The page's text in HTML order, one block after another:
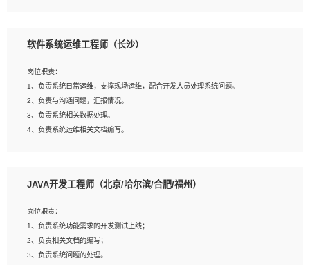
1、3年以上运营或解决方案的工作经验。
征，可独立提出完整的优化方案,并推动方案执行达成结果；熟练使用PPT、
WORD、EXCEL等办公软件；
3、深入理解公司各项AI产品和技术信息；具有较强的文档编写能力，能独立撰写
PPT、方案建议书等，面试时需携带个人制作的专业PPT文件进行展示。
软件系统运维工程师（长沙）
岗位职责：
1、负责系统日常运维，支撑现场运维，配合开发人员处理系统问题。
2、负责与沟通问题，汇报情况。
3、负责系统相关数据处理。
4、负责系统运维相关文档编写。
岗位要求：
2、精通linux命令。
3、熟悉oracle、mysql 数据库。
4、善于沟通，具有良好的团队合作精神和协作能力。
5、必须有实际的生产环境系统维护经验。
JAVA开发工程师（北京/哈尔滨/合肥/福州）
岗位职责：
1、负责系统功能需求的开发测试上线；
2、负责相关文档的编写；
3、负责系统问题的处理。